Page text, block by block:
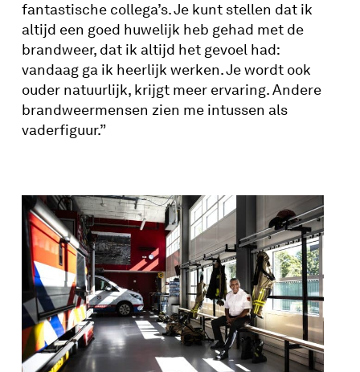
fantastische collega’s. Je kunt stellen dat ik
altijd een goed huwelijk heb gehad met de
brandweer, dat ik altijd het gevoel had:
vandaag ga ik heerlijk werken. Je wordt ook
ouder natuurlijk, krijgt meer ervaring. Andere
brandweermensen zien me intussen als
vaderfiguur.”